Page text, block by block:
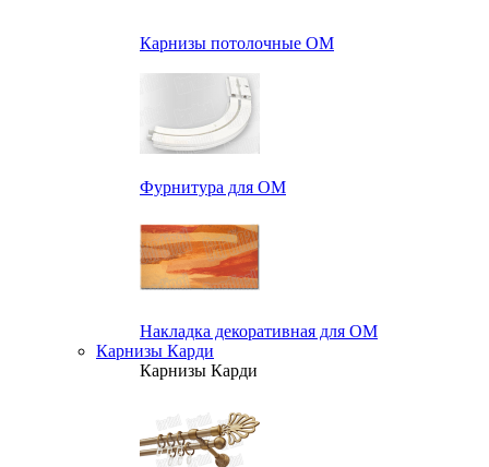
Карнизы потолочные ОМ
Фурнитура для ОМ
Накладка декоративная для ОМ
Карнизы Карди
Карнизы Карди